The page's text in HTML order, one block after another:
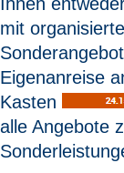
mit
Eigenanreise
Kasten
alle Angebote